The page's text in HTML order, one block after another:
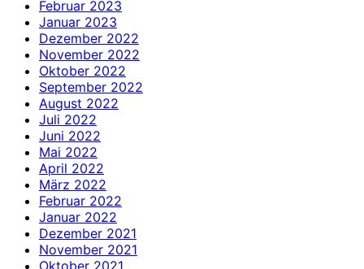
Februar 2023
Januar 2023
Dezember 2022
November 2022
Oktober 2022
September 2022
August 2022
Juli 2022
Juni 2022
Mai 2022
April 2022
März 2022
Februar 2022
Januar 2022
Dezember 2021
November 2021